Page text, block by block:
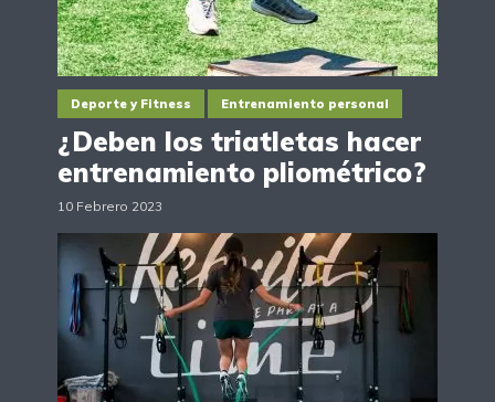
Deporte y Fitness Entrenamiento personal
¿Deben los triatletas hacer
entrenamiento pliométrico?
10 Febrero 2023